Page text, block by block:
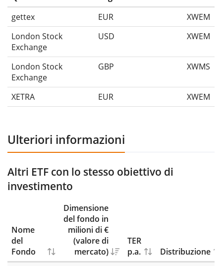
gettex
EUR
XWEM
London Stock
Exchange
USD XWEM
London Stock
Exchange
GBP XWMS
XETRA EUR XWEM
Ulteriori informazioni
Altri ETF con lo stesso obiettivo di
investimento
Nome
del
Fondo
Dimensione
del fondo in
milioni di €
(valore di
mercato)
TER
p.a.
Distribuzione